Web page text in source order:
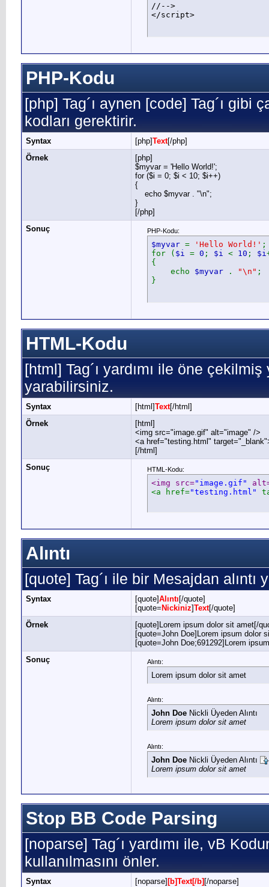
//-->
</script>
PHP-Kodu
[php] Tag´ı aynen [code] Tag´ı gibi
kodları gerektirir.
Syntax [php]Text[/php]
Örnek
[php]
$myvar = 'Hello World!';
for ($i = 0; $i < 10; $i++)
{
echo $myvar . "\n";
}
[/php]
Sonuç
PHP-Kodu:
$myvar = 'Hello World!' ;
for ( $i = 0 ; $i < 10 ; $i
{
echo $myvar . "\n" ;
}
HTML-Kodu
[html] Tag´ı yardımı ile öne
yarabilirsiniz.
Syntax [html]Text[/html]
Örnek
[html]
<img src="image.gif" alt="image" />
<a href="testing.html"
[/html]
Sonuç
HTML-Kodu:
<img src="image.gif"
<a href="testing.html"
Alıntı
[quote] Tag´ı ile bir Mesajdan alıntı
Syntax [quote]Alıntı [/quote]
[quote= Nickiniz]Text[/quote]
Örnek
[quote]Lorem ipsum dolor sit amet[/
[quote=John Doe]Lorem ipsum dolor
[quote=John Doe;691292]Lorem
Sonuç
Alıntı:
Lorem ipsum dolor sit amet
Alıntı:
John Doe Nickli Üyeden Alıntı
Lorem ipsum dolor sit amet
Alıntı:
John Doe Nickli Üyeden Alıntı
Lorem ipsum dolor sit amet
Stop BB Code Parsing
[noparse] Tag´ı yardımı ile, vB
kullanılmasını önler.
Syntax [noparse] [b]Text[/b] [/noparse]